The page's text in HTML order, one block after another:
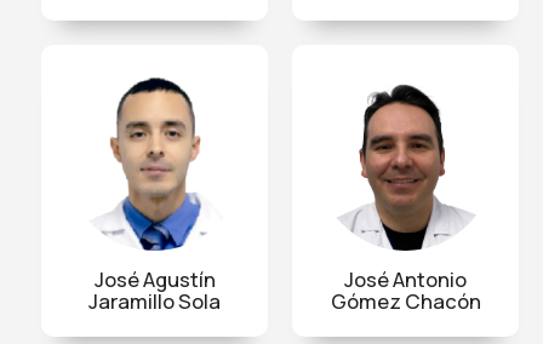
José Agustín
Jaramillo Sola
José Antonio
Gómez Chacón